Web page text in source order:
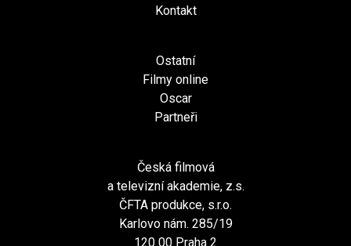
Kontakt
Ostatní
Filmy online
Oscar
Partneři
Česká filmová
a televizní akademie, z.s.
ČFTA produkce, s.r.o.
Karlovo nám. 285/19
120 00 Praha 2